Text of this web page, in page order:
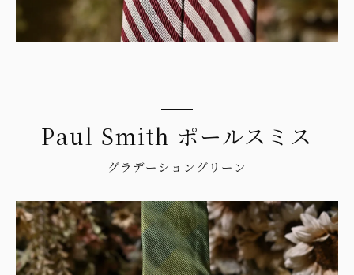
Paul Smith ポールスミス
グラデーショングリーン